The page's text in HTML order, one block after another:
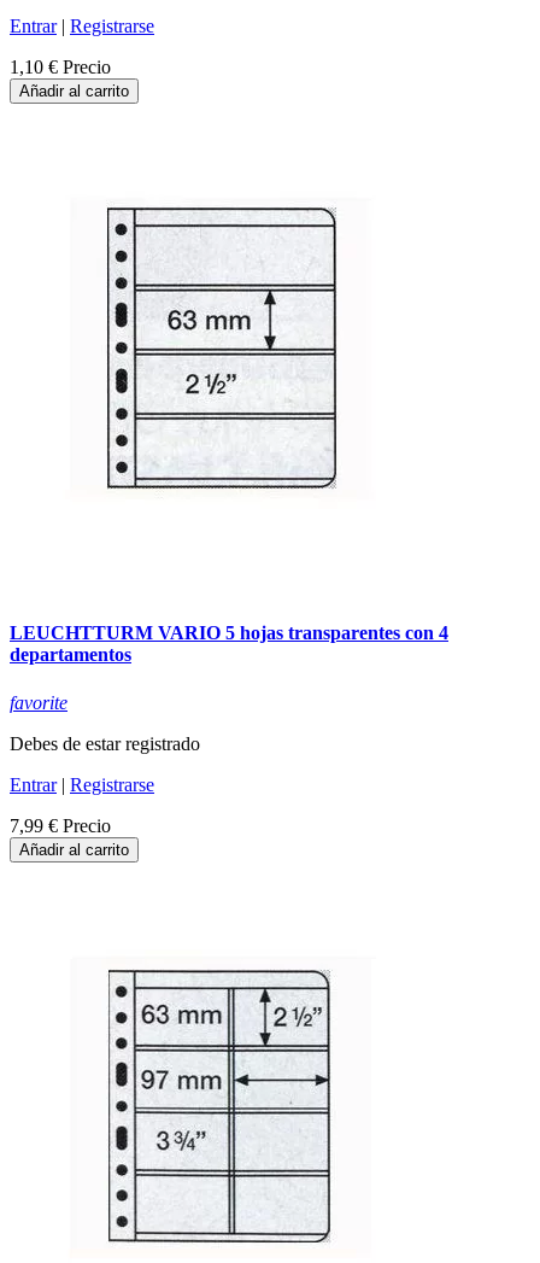
Entrar| Registrarse
1,10 € Precio
Añadir al carrito
LEUCHTTURM VARIO 5 hojas transparentes con 4
departamentos
favorite
Debes de estar registrado
Entrar| Registrarse
7,99 € Precio
Añadir al carrito